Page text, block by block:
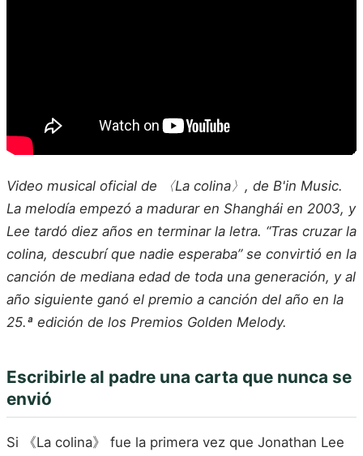
Video musical oficial de 〈La colina〉, de B'in Music.
La melodía empezó a madurar en Shanghái en 2003, y
Lee tardó diez años en terminar la letra. “Tras cruzar la
colina, descubrí que nadie esperaba” se convirtió en la
canción de mediana edad de toda una generación, y al
año siguiente ganó el premio a canción del año en la
25.ª edición de los Premios Golden Melody.
Escribirle al padre una carta que nunca se
envió
Si 《La colina》 fue la primera vez que Jonathan Lee